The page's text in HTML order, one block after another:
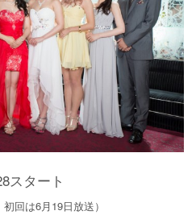
スタート
回は6月19日放送）